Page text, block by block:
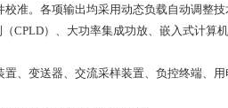
准。各项输出均采用动态负载自动调整技
CPLD）、大功率集成功放、嵌入式计算
、变送器、交流采样装置、负控终端、